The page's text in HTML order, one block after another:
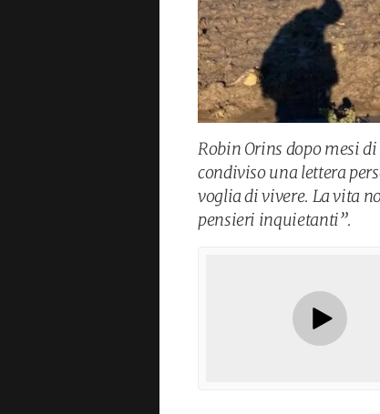
Robin Orins dopo mesi
condiviso una lettera
voglia di vivere. La vita
pensieri inquietanti”.